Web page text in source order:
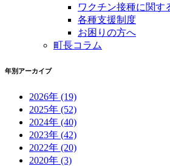
ワクチン接種に関す
各種支援制度
お困りの方へ
町長コラム
年別アーカイブ
2026年 (19)
2025年 (52)
2024年 (40)
2023年 (42)
2022年 (20)
2020年 (3)